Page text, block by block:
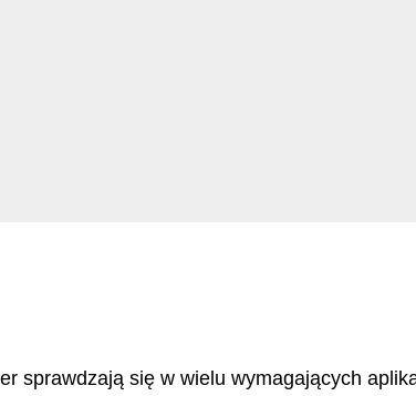
sprawdzają się w wielu wymagających